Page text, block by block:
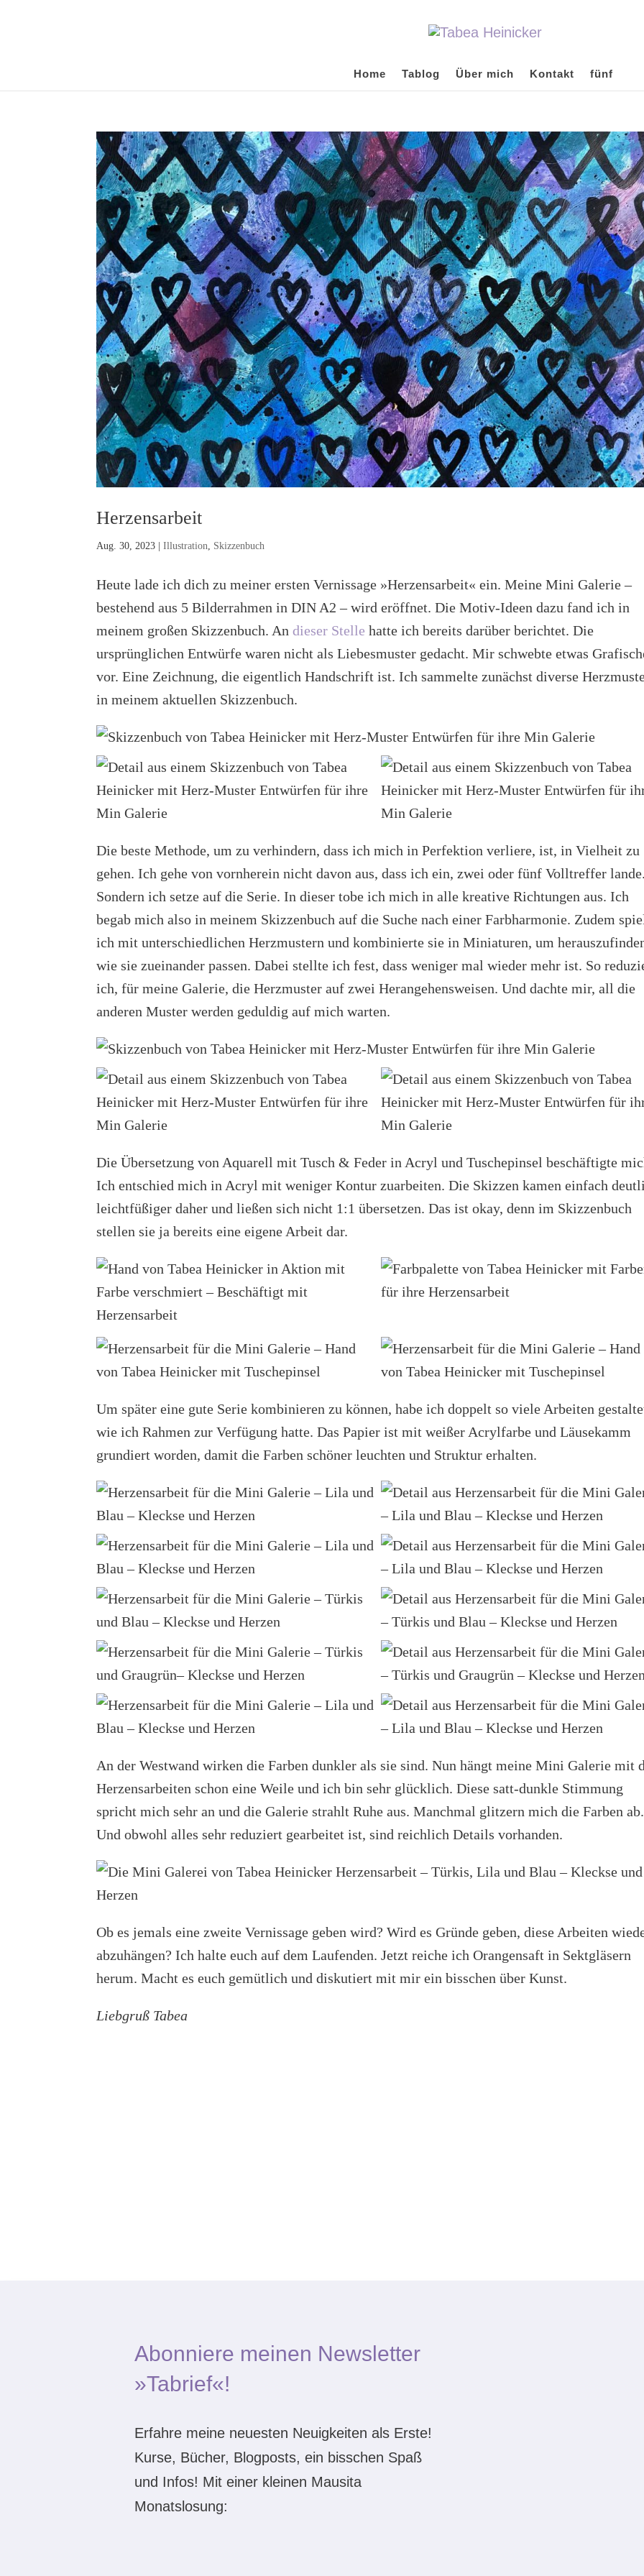
Home Tablog Über mich Kontakt fünf
Herzensarbeit
Aug. 30, 2023 |Illustration Skizzenbuch
Heute lade ich dich zu meiner ersten Vernissage »Herzensarbeit« ein. Meine Mini Galerie –
bestehend aus 5 Bilderrahmen in DIN A2 – wird eröffnet. Die Motiv-Ideen dazu fand ich in
meinem großen Skizzenbuch. Andieser Stelle hatte ich bereits darüber berichtet. Die
ursprünglichen Entwürfe waren nicht als Liebesmuster gedacht. Mir schwebte etwas
vor. Eine Zeichnung, die eigentlich Handschrift ist. Ich sammelte zunächst diverse
in meinem aktuellen Skizzenbuch.
Die beste Methode, um zu verhindern, dass ich mich in Perfektion verliere, ist, in Vielheit zu
gehen. Ich gehe von vornherein nicht davon aus, dass ich ein, zwei oder fünf Volltreffer
Sondern ich setze auf die Serie. In dieser tobe ich mich in alle kreative Richtungen aus. Ich
begab mich also in meinem Skizzenbuch auf die Suche nach einer Farbharmonie. Zudem
ich mit unterschiedlichen Herzmustern und kombinierte sie in Miniaturen, um
wie sie zueinander passen. Dabei stellte ich fest, dass weniger mal wieder mehr ist. So
ich, für meine Galerie, die Herzmuster auf zwei Herangehensweisen. Und dachte mir, all die
anderen Muster werden geduldig auf mich warten.
Die Übersetzung von Aquarell mit Tusch & Feder in Acryl und Tuschepinsel beschäftigte
Ich entschied mich in Acryl mit weniger Kontur zuarbeiten. Die Skizzen kamen einfach
leichtfüßiger daher und ließen sich nicht 1:1 übersetzen. Das ist okay, denn im Skizzenbuch
stellen sie ja bereits eine eigene Arbeit dar.
Um später eine gute Serie kombinieren zu können, habe ich doppelt so viele Arbeiten
wie ich Rahmen zur Verfügung hatte. Das Papier ist mit weißer Acrylfarbe und Läusekamm
grundiert worden, damit die Farben schöner leuchten und Struktur erhalten.
An der Westwand wirken die Farben dunkler als sie sind. Nun hängt meine Mini Galerie mit
Herzensarbeiten schon eine Weile und ich bin sehr glücklich. Diese satt-dunkle Stimmung
spricht mich sehr an und die Galerie strahlt Ruhe aus. Manchmal glitzern mich die Farben ab.
Und obwohl alles sehr reduziert gearbeitet ist, sind reichlich Details vorhanden.
Ob es jemals eine zweite Vernissage geben wird? Wird es Gründe geben, diese Arbeiten
abzuhängen? Ich halte euch auf dem Laufenden. Jetzt reiche ich Orangensaft in Sektgläsern
herum. Macht es euch gemütlich und diskutiert mit mir ein bisschen über Kunst.
Liebgruß Tabea
Abonniere meinen Newsletter
»Tabrief«!
Erfahre meine neuesten Neuigkeiten als Erste!
Kurse, Bücher, Blogposts, ein bisschen Spaß
Monatslosung: